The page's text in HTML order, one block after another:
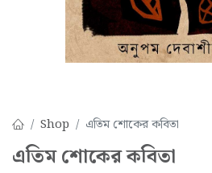
Shop এতিম শোকের কবিতা
এতিম শোকের কবিতা